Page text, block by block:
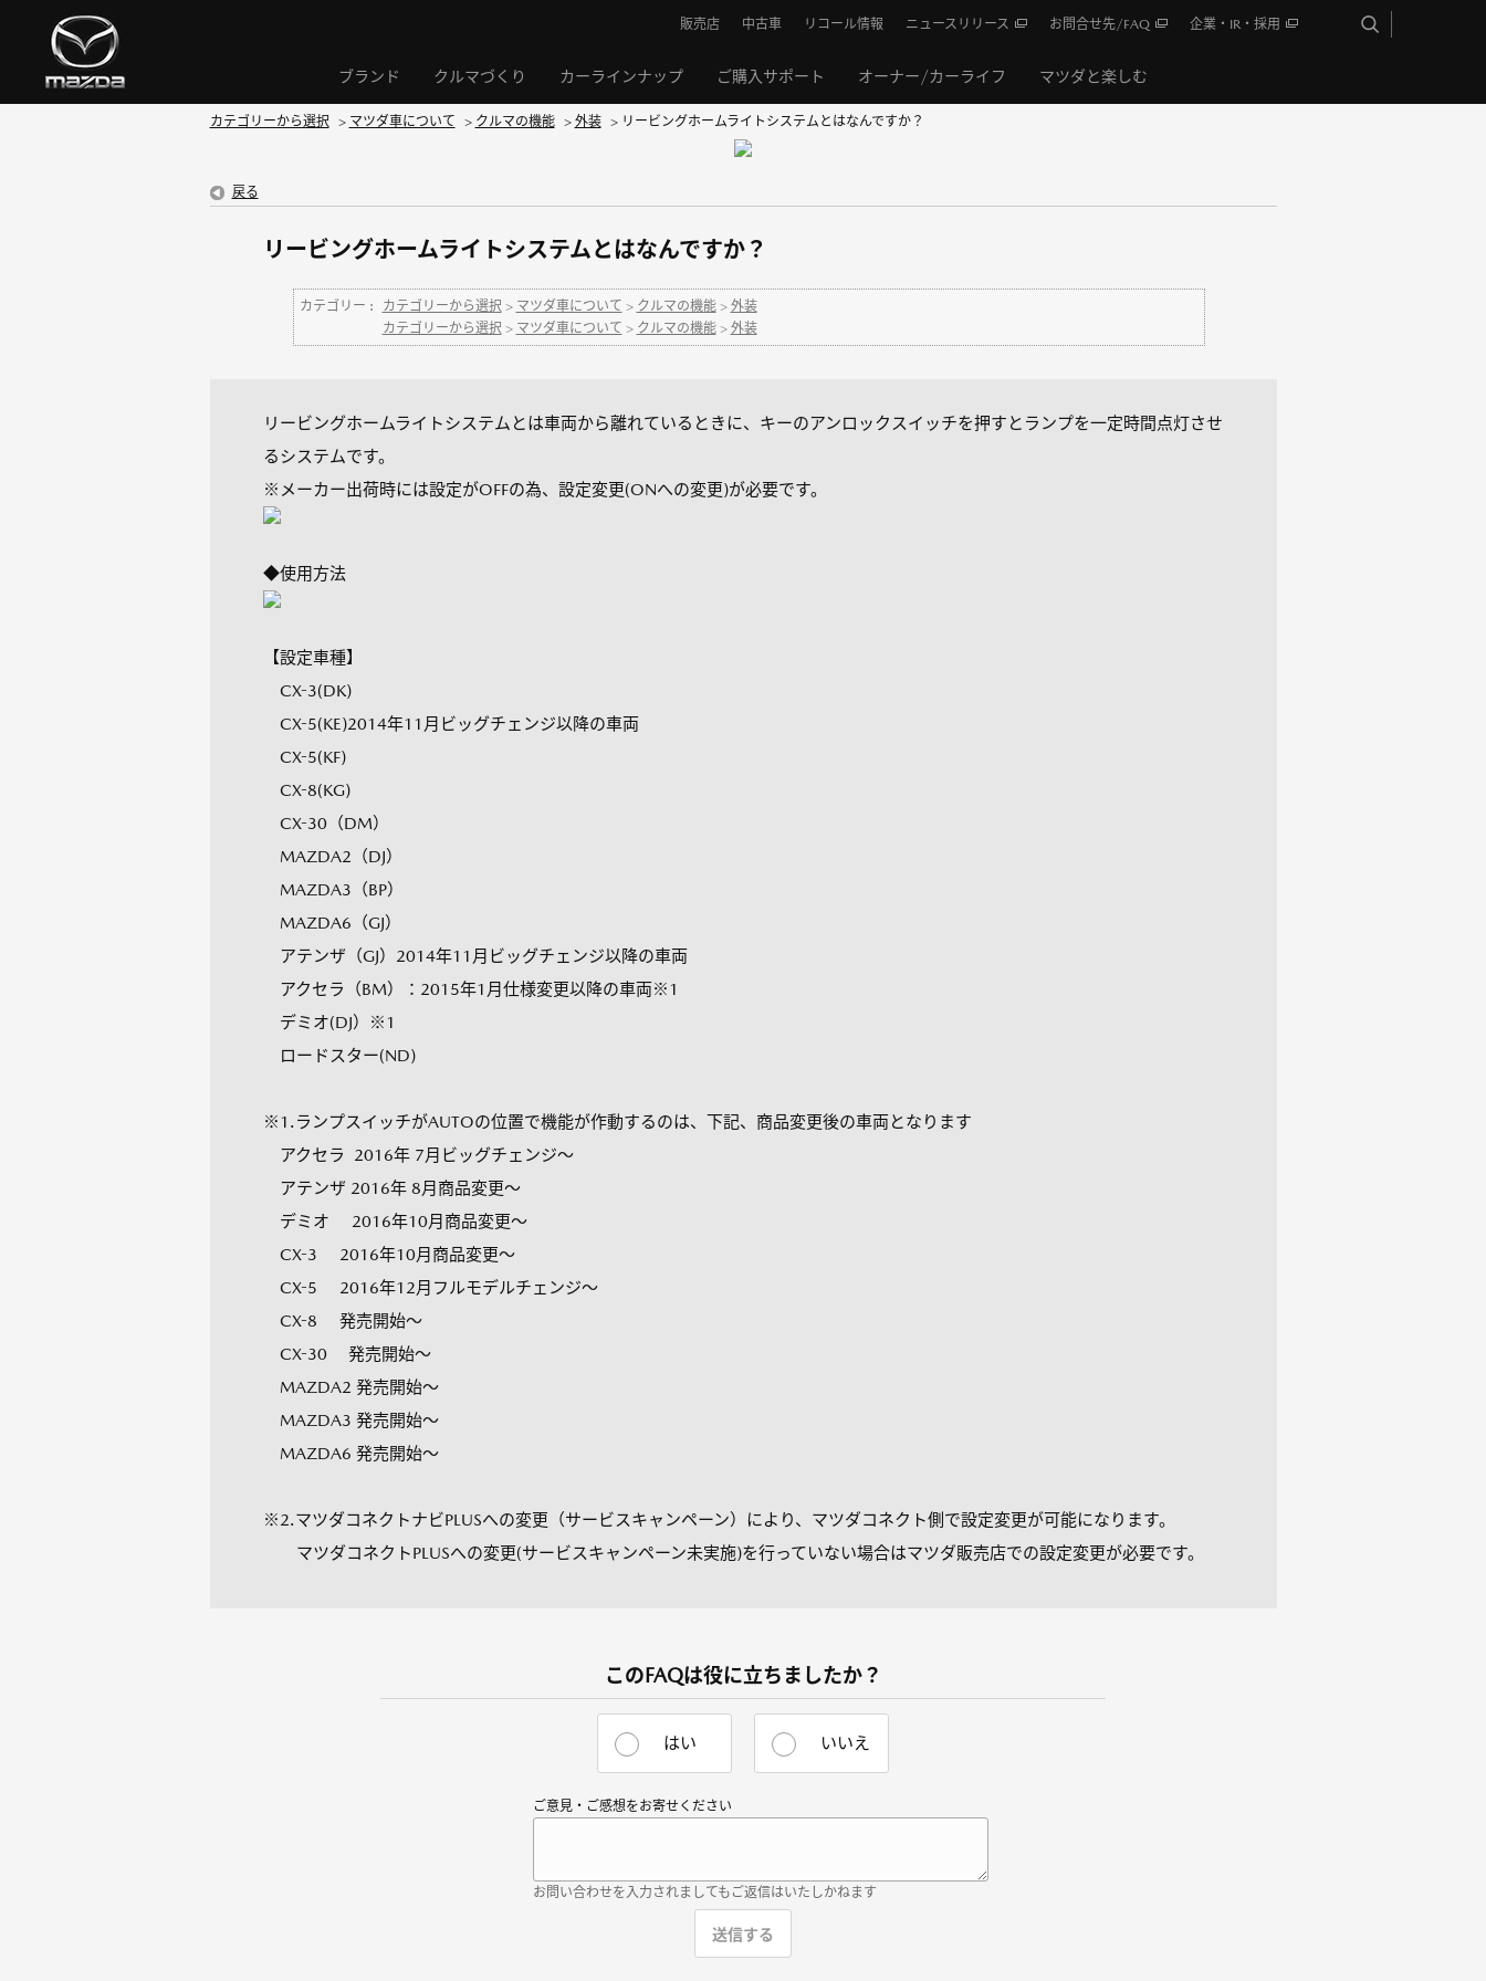
ブランド クルマづくり カーラインナップ ご購入サポート オーナー/カーライフ マツダと楽しむ
販売店 中古車 リコール情報 ニュースリリース お問合せ先/FAQ 企業・IR・採用
カテゴリーから選択 > マツダ車について > クルマの機能 > 外装 > リービングホームライトシステムとはなんですか？
戻る
リービングホームライトシステムとはなんですか？
カテゴリー : カテゴリーから選択 > マツダ車について > クルマの機能> 外装
カテゴリーから選択 > マツダ車について > クルマの機能> 外装
リービングホームライトシステムとは車両から離れているときに、キーのアンロックスイッチを押すとランプを一定時間点灯させ
るシステムです。
※メーカー出荷時には設定がOFFの為、設定変更(ONへの変更)が必要です。
◆使用方法
【設定車種】
CX-3(DK)
CX-5(KE)2014年11月ビッグチェンジ以降の車両
CX-5(KF)
CX-8(KG)
CX-30（DM）
MAZDA2（DJ）
MAZDA3（BP）
MAZDA6（GJ）
アテンザ（GJ）2014年11月ビッグチェンジ以降の車両
アクセラ（BM）：2015年1月仕様変更以降の車両※1
デミオ(DJ）※1
ロードスター(ND)
※1.ランプスイッチがAUTOの位置で機能が作動するのは、下記、商品変更後の車両となります
アクセラ 2016年 7月ビッグチェンジ～
アテンザ 2016年 8月商品変更～
デミオ 2016年10月商品変更～
CX-3 2016年10月商品変更～
CX-5 2016年12月フルモデルチェンジ～
CX-8 発売開始～
CX-30 発売開始～
MAZDA2 発売開始～
MAZDA3 発売開始～
MAZDA6 発売開始～
※2.マツダコネクトナビPLUSへの変更（サービスキャンペーン）により、マツダコネクト側で設定変更が可能になります。
マツダコネクトPLUSへの変更(サービスキャンペーン未実施)を行っていない場合はマツダ販売店での設定変更が必要です。
このFAQは役に立ちましたか？
はい いいえ
ご意見・ご感想をお寄せください
お問い合わせを入力されましてもご返信はいたしかねます